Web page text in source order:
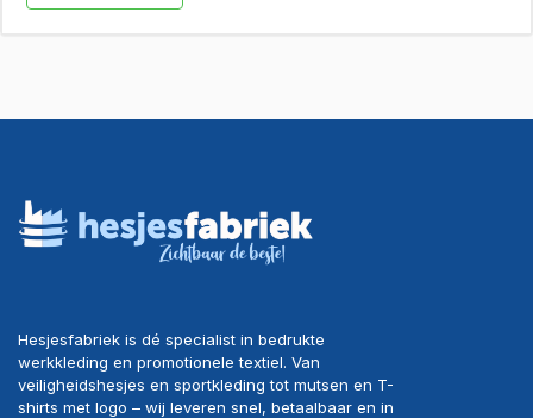
Hesjesfabriek is dé specialist in bedrukte
werkkleding en promotionele textiel. Van
veiligheidshesjes en sportkleding tot mutsen en T-
shirts met logo – wij leveren snel, betaalbaar en in